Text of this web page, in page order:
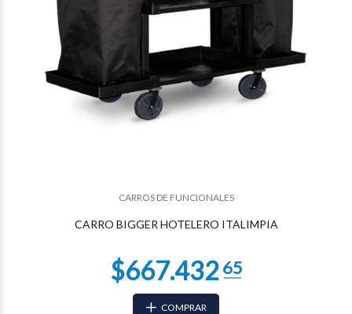
CARROS DE FUNCIONALES
CARRO BIGGER HOTELERO ITALIMPIA
COMPRAR
67